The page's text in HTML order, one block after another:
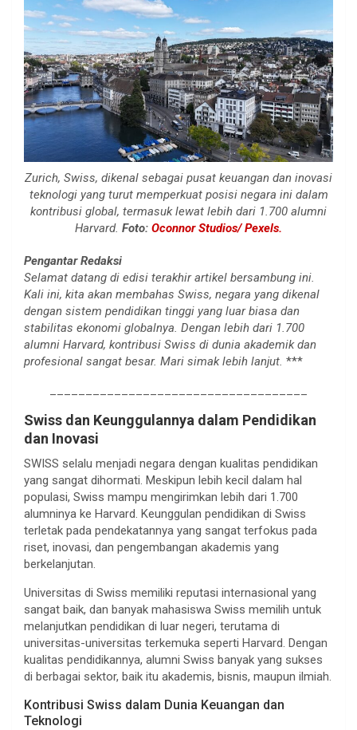
Zurich, Swiss, dikenal sebagai pusat keuangan dan inovasi
teknologi yang turut memperkuat posisi negara ini dalam
kontribusi global, termasuk lewat lebih dari 1.700 alumni
Harvard. Foto: Oconnor Studios/ Pexels.
Pengantar Redaksi
Selamat datang di edisi terakhir artikel bersambung ini.
Kali ini, kita akan membahas Swiss, negara yang dikenal
dengan sistem pendidikan tinggi yang luar biasa dan
stabilitas ekonomi globalnya. Dengan lebih dari 1.700
alumni Harvard, kontribusi Swiss di dunia akademik dan
profesional sangat besar. Mari simak lebih lanjut. ***
Swiss dan Keunggulannya dalam Pendidikan
dan Inovasi
SWISS selalu menjadi negara dengan kualitas pendidikan
yang sangat dihormati. Meskipun lebih kecil dalam hal
populasi, Swiss mampu mengirimkan lebih dari 1.700
alumninya ke Harvard. Keunggulan pendidikan di Swiss
terletak pada pendekatannya yang sangat terfokus pada
riset, inovasi, dan pengembangan akademis yang
berkelanjutan.
Universitas di Swiss memiliki reputasi internasional yang
sangat baik, dan banyak mahasiswa Swiss memilih untuk
melanjutkan pendidikan di luar negeri, terutama di
universitas-universitas terkemuka seperti Harvard. Dengan
kualitas pendidikannya, alumni Swiss banyak yang sukses
di berbagai sektor, baik itu akademis, bisnis, maupun ilmiah.
Kontribusi Swiss dalam Dunia Keuangan dan
Teknologi